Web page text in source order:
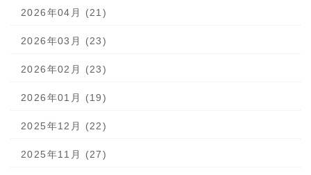
2026年04月 (21)
2026年03月 (23)
2026年02月 (23)
2026年01月 (19)
2025年12月 (22)
2025年11月 (27)